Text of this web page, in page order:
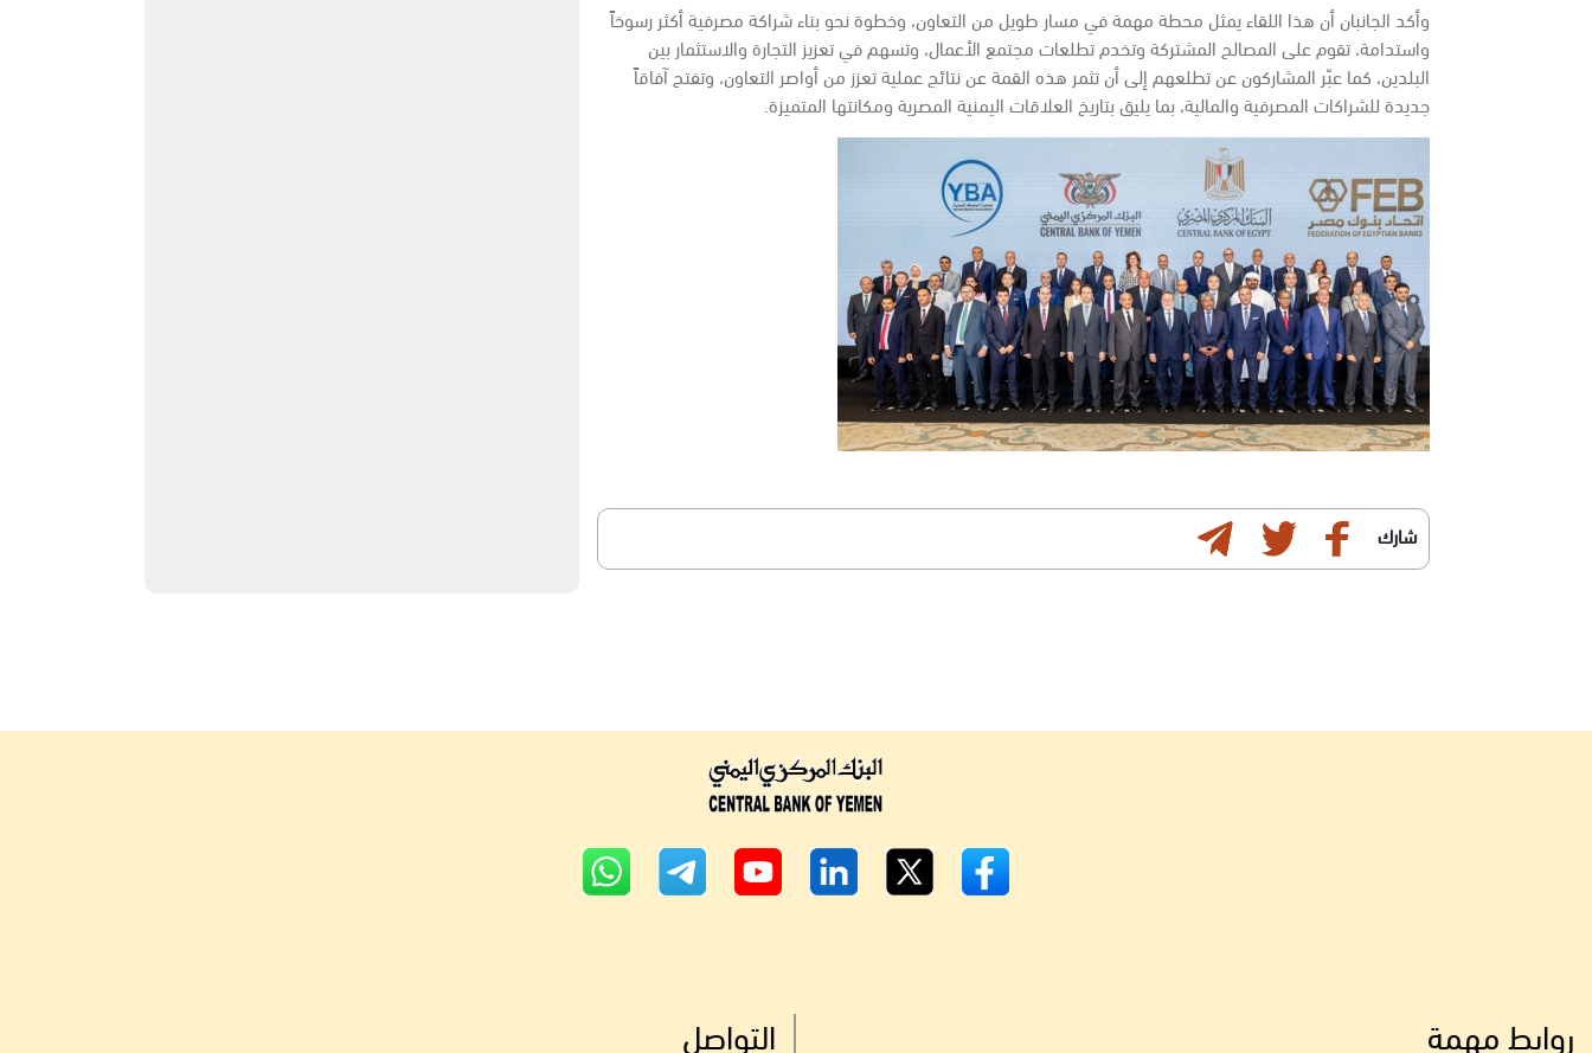
وأكد الجانبان أن هذا اللقاء يمثل محطة مهمة في مسار طويل من التعاون، وخطوة نحو بناء شراكة مصرفية أكثر رسوخاً
واستدامة، تقوم على المصالح المشتركة وتخدم تطلعات مجتمع الأعمال، وتسهم في تعزيز التجارة والاستثمار بين
البلدين، كما عبّر المشاركون عن تطلعهم إلى أن تثمر هذه القمة عن نتائج عملية تعزز من أواصر التعاون، وتفتح آفاقاً
جديدة للشراكات المصرفية والمالية، بما يليق بتاريخ العلاقات اليمنية المصرية ومكانتها المتميزة.
شارك
روابط مهمة التواصل